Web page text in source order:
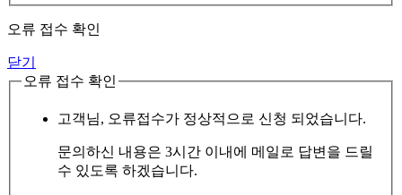
오류 접수 확인
닫기
오류 접수 확인
고객님, 오류접수가 정상적으로 신청 되었습니다.
문의하신 내용은 3시간 이내에 메일로 답변을 드릴
수 있도록 하겠습니다.